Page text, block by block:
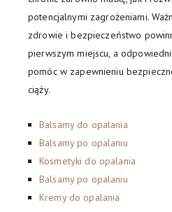
potencjalnymi zagrożeniami.
zdrowie i bezpieczeństwo
pierwszym miejscu, a
pomóc w zapewnieniu
ciąży.
Balsamy do opalania
Balsamy po opalaniu
Kosmetyki do opalania
Balsamy po opalaniu
Kremy do opalania